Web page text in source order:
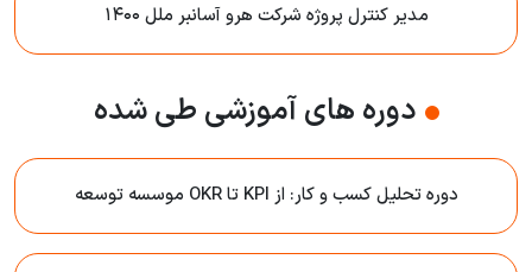
مدیر کنترل پروژه شرکت هرو آسانبر ملل ۱۴۰۰
دوره های آموزشی طی شده
دوره تحلیل کسب و کار: از KPI تا OKR موسسه توسعه